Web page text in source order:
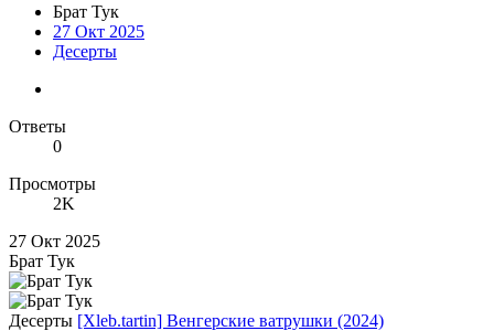
Брат Тук
27 Окт 2025
Десерты
Ответы
0
Просмотры
2K
27 Окт 2025
Брат Тук
Десерты [Xleb.tartin] Венгерские ватрушки (2024)